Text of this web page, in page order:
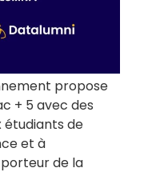
propose
+ 5 avec des
de
et à
de la